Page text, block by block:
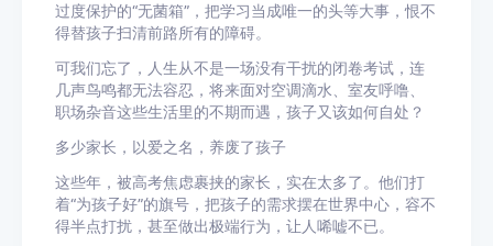
过度保护的“无菌箱”，把学习当成唯一的头等大事，恨不
得替孩子扫清前路所有的障碍。
可我们忘了，人生从不是一场没有干扰的闭卷考试，连
几声鸟鸣都无法容忍，将来面对空调滴水、室友呼噜、
职场杂音这些生活里的不期而遇，孩子又该如何自处？
多少家长，以爱之名，养废了孩子
这些年，被高考焦虑裹挟的家长，实在太多了。他们打
着“为孩子好”的旗号，把孩子的需求摆在世界中心，容不
得半点打扰，甚至做出极端行为，让人唏嘘不已。